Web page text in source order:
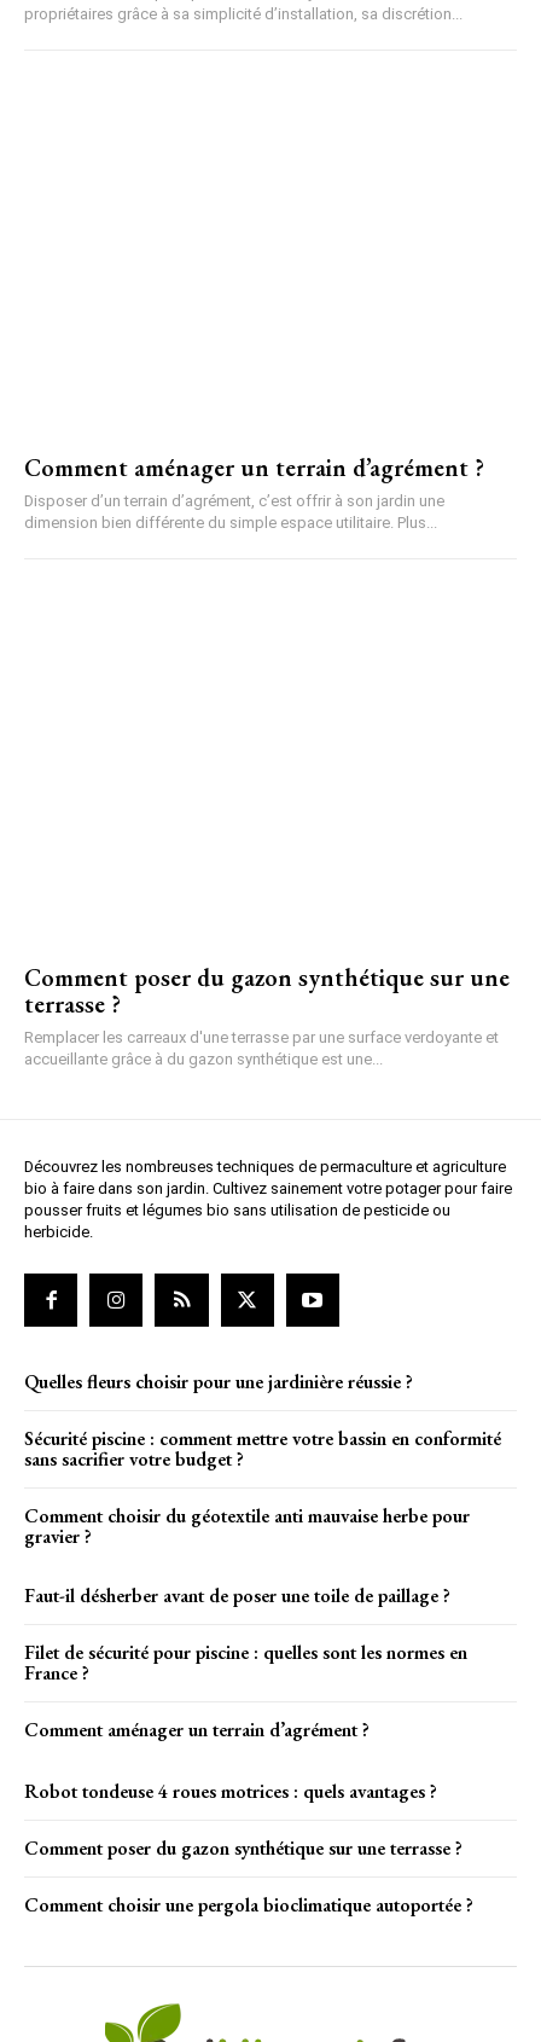
propriétaires grâce à sa simplicité d’installation, sa discrétion...
Comment aménager un terrain d’agrément ?
Disposer d’un terrain d’agrément, c’est offrir à son jardin une
dimension bien différente du simple espace utilitaire. Plus...
Comment poser du gazon synthétique sur une
terrasse ?
Remplacer les carreaux d'une terrasse par une surface verdoyante et
accueillante grâce à du gazon synthétique est une...
Découvrez les nombreuses techniques de permaculture et agriculture
bio à faire dans son jardin. Cultivez sainement votre potager pour faire
pousser fruits et légumes bio sans utilisation de pesticide ou
herbicide.
Quelles fleurs choisir pour une jardinière réussie ?
Sécurité piscine : comment mettre votre bassin en conformité
sans sacrifier votre budget ?
Comment choisir du géotextile anti mauvaise herbe pour
gravier ?
Faut-il désherber avant de poser une toile de paillage ?
Filet de sécurité pour piscine : quelles sont les normes en
France ?
Comment aménager un terrain d’agrément ?
Robot tondeuse 4 roues motrices : quels avantages ?
Comment poser du gazon synthétique sur une terrasse ?
Comment choisir une pergola bioclimatique autoportée ?